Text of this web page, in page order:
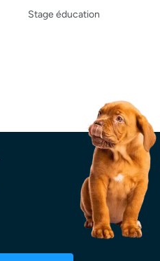
Stage éducation